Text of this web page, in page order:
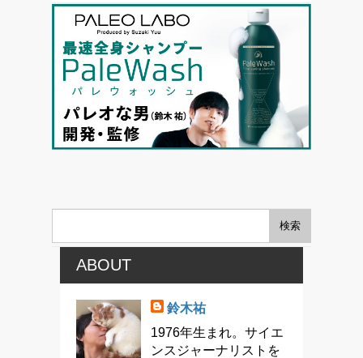
ABOUT
鈴木祐
1976年生まれ。サイエ
ンスジャーナリストを